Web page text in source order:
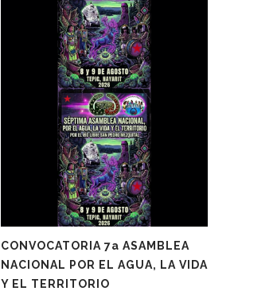
CONVOCATORIA 7a ASAMBLEA
NACIONAL POR EL AGUA, LA VIDA
Y EL TERRITORIO